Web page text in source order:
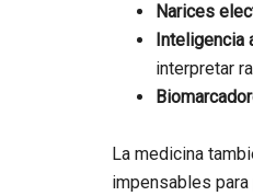
Narices
Inteligencia
interpretar
La medicina
impensables